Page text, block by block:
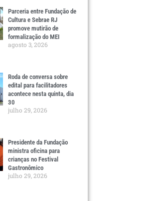
Parceria entre Fundação de
Cultura e Sebrae RJ
promove mutirão de
formalização do MEI
agosto 3, 2026
Roda de conversa sobre
edital para facilitadores
acontece nesta quinta, dia
30
julho 29, 2026
Presidente da Fundação
ministra oficina para
crianças no Festival
Gastronômico
julho 29, 2026